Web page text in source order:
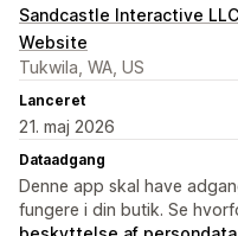
Sandcastle Interactive LLC
Website
Tukwila, WA, US
Lanceret
21. maj 2026
Dataadgang
Denne app skal have
fungere i din butik. Se